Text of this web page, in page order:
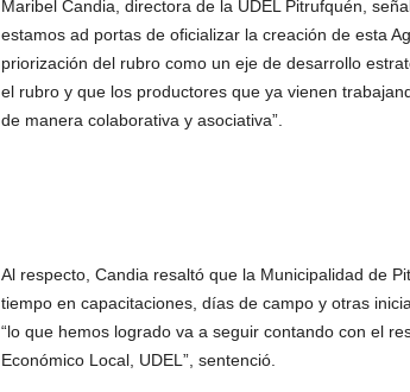
Maribel Candia, directora de la UDEL Pitrufquén,
estamos ad portas de oficializar la creación de esta
priorización del rubro como un eje de desarrollo
el rubro y que los productores que ya vienen
de manera colaborativa y asociativa”.
Al respecto, Candia resaltó que la Municipalidad de
tiempo en capacitaciones, días de campo y otras
“lo que hemos logrado va a seguir contando con el
Económico Local, UDEL”, sentenció.